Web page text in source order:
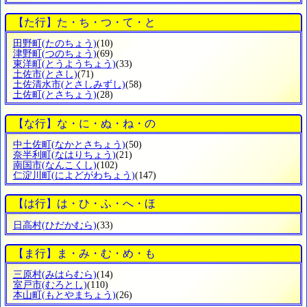
【た行】た・ち・つ・て・と
田野町 (たのちょう)(10)
津野町 (つのちょう)(69)
東洋町 (とうようちょう)(33)
土佐市(とさし)(71)
土佐清水市(とさしみずし)(58)
土佐町 (とさちょう)(28)
【な行】な・に・ぬ・ね・の
中土佐町 (なかとさちょう)(50)
奈半利町 (なはりちょう)(21)
南国市(なんこくし)(102)
仁淀川町 (によどがわちょう)(147)
【は行】は・ひ・ふ・へ・ほ
日高村(ひだかむら)(33)
【ま行】ま・み・む・め・も
三原村(みはらむら)(14)
室戸市(むろとし)(110)
本山町 (もとやまちょう)(26)